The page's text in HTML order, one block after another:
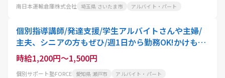
南日本運輸倉庫株式会社 埼玉県 さいたま市 アルバイト・パート
個別指導講師/発達支援/学生アルバイトさんや主婦/
主夫、シニアの方もぜひ/週1日から勤務OK!かけもち
バイトにもおすすめ
時給1,200円～1,500円
個別サポート塾FORCE 愛知県 瀬戸市 アルバイト・パート